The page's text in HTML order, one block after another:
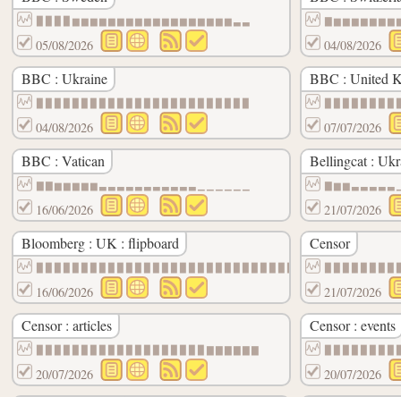
▉▉▉▉▆▆▆▆▆▆▆▆▆▆▆▆▆▆▆▆▆▆▃▃
05/08/2026 04/08/2026
BBC : Ukraine
04/08/2026
BBC : United
07/07/2026
BBC : Vatican
▇▇▆▆▆▆▆▃▃▃▃▃▃▃▃▃▃▃▁▁▁▁▁▁
16/06/2026
Bellingcat :
21/07/2026
Bloomberg : UK : flipboard
16/06/2026
Censor
21/07/2026
Censor : articles
▉▉▉▉▉▉▉▉▉▉▉▉▉▉▉▉▉▉▉▇▇▇▇▇▇
20/07/2026
Censor : events
20/07/2026